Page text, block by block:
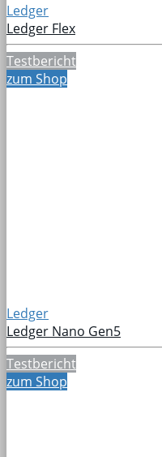
Ledger
Ledger Flex
Testbericht
zum Shop
Ledger
Ledger Nano Gen5
Testbericht
zum Shop